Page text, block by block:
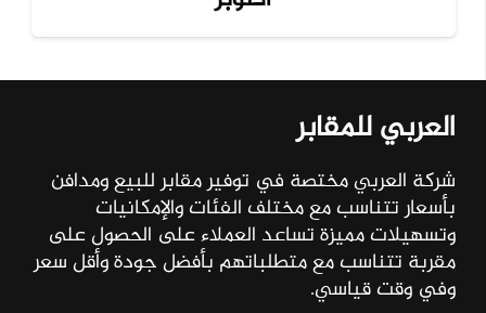
العربي للمقابر
شركة العربي مختصة في توفير مقابر للبيع ومدافن
بأسعار تتناسب مع مختلف الفئات والإمكانيات
وتسهيلات مميزة تساعد العملاء على الحصول على
مقربة تتناسب مع متطلباتهم بأفضل جودة وأقل سعر
وفي وقت قياسي.